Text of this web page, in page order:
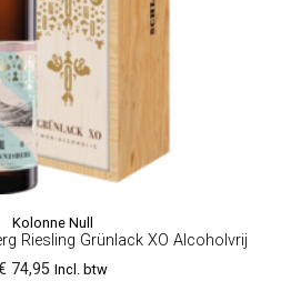
Kolonne Null
Riesling Grünlack XO Alcoholvrij
74,95 Incl. btw